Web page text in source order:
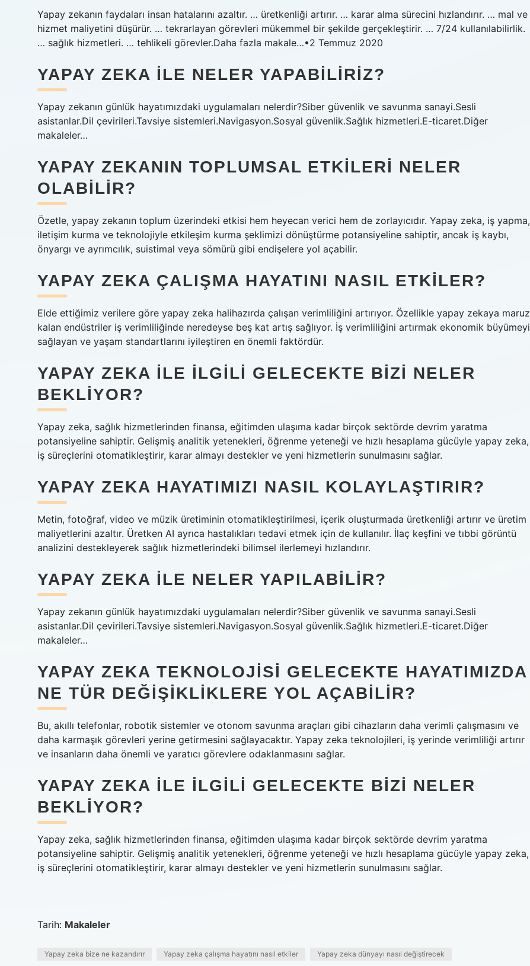
Yapay zekanın faydaları insan hatalarını azaltır. … üretkenliği artırır. … karar alma sürecini hızlandırır. … mal ve
hizmet maliyetini düşürür. … tekrarlayan görevleri mükemmel bir şekilde gerçekleştirir. … 7/24 kullanılabilirlik.
… sağlık hizmetleri. … tehlikeli görevler.Daha fazla makale…•2 Temmuz 2020
YAPAY ZEKA ILE NELER YAPABILIRIZ?
Yapay zekanın günlük hayatımızdaki uygulamaları nelerdir?Siber güvenlik ve savunma sanayi.Sesli
asistanlar.Dil çevirileri.Tavsiye sistemleri.Navigasyon.Sosyal güvenlik.Sağlık hizmetleri.E-ticaret.Diğer
makaleler…
YAPAY ZEKANIN TOPLUMSAL ETKILERI NELER
OLABILIR?
Özetle, yapay zekanın toplum üzerindeki etkisi hem heyecan verici hem de zorlayıcıdır. Yapay zeka, iş yapma,
iletişim kurma ve teknolojiyle etkileşim kurma şeklimizi dönüştürme potansiyeline sahiptir, ancak iş kaybı,
önyargı ve ayrımcılık, suistimal veya sömürü gibi endişelere yol açabilir.
YAPAY ZEKA ÇALIŞMA HAYATINI NASIL ETKILER?
Elde ettiğimiz verilere göre yapay zeka halihazırda çalışan verimliliğini artırıyor. Özellikle yapay zekaya maruz
kalan endüstriler iş verimliliğinde neredeyse beş kat artış sağlıyor. İş verimliliğini artırmak ekonomik büyümeyi
sağlayan ve yaşam standartlarını iyileştiren en önemli faktördür.
YAPAY ZEKA ILE ILGILI GELECEKTE BIZI NELER
BEKLIYOR?
Yapay zeka, sağlık hizmetlerinden finansa, eğitimden ulaşıma kadar birçok sektörde devrim yaratma
potansiyeline sahiptir. Gelişmiş analitik yetenekleri, öğrenme yeteneği ve hızlı hesaplama gücüyle yapay zeka,
iş süreçlerini otomatikleştirir, karar almayı destekler ve yeni hizmetlerin sunulmasını sağlar.
YAPAY ZEKA HAYATIMIZI NASIL KOLAYLAŞTIRIR?
Metin, fotoğraf, video ve müzik üretiminin otomatikleştirilmesi, içerik oluşturmada üretkenliği artırır ve üretim
maliyetlerini azaltır. Üretken AI ayrıca hastalıkları tedavi etmek için de kullanılır. İlaç keşfini ve tıbbi görüntü
analizini destekleyerek sağlık hizmetlerindeki bilimsel ilerlemeyi hızlandırır.
YAPAY ZEKA ILE NELER YAPILABILIR?
Yapay zekanın günlük hayatımızdaki uygulamaları nelerdir?Siber güvenlik ve savunma sanayi.Sesli
asistanlar.Dil çevirileri.Tavsiye sistemleri.Navigasyon.Sosyal güvenlik.Sağlık hizmetleri.E-ticaret.Diğer
makaleler…
YAPAY ZEKA TEKNOLOJISI GELECEKTE HAYATIMIZDA
NE TÜR DEĞIŞIKLIKLERE YOL AÇABILIR?
Bu, akıllı telefonlar, robotik sistemler ve otonom savunma araçları gibi cihazların daha verimli çalışmasını ve
daha karmaşık görevleri yerine getirmesini sağlayacaktır. Yapay zeka teknolojileri, iş yerinde verimliliği artırır
ve insanların daha önemli ve yaratıcı görevlere odaklanmasını sağlar.
YAPAY ZEKA ILE ILGILI GELECEKTE BIZI NELER
BEKLIYOR?
Yapay zeka, sağlık hizmetlerinden finansa, eğitimden ulaşıma kadar birçok sektörde devrim yaratma
potansiyeline sahiptir. Gelişmiş analitik yetenekleri, öğrenme yeteneği ve hızlı hesaplama gücüyle yapay zeka,
iş süreçlerini otomatikleştirir, karar almayı destekler ve yeni hizmetlerin sunulmasını sağlar.
Tarih: Makaleler
Yapay zeka bize ne kazandırır Yapay zeka çalışma hayatını nasıl etkiler Yapay zeka dünyayı nasıl değiştirecek